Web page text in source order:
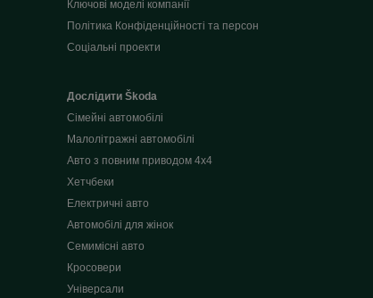
Ключові моделі компанії
Політика Конфіденційності та персон
Соціальні проекти
Дослідити Škoda
Сімейні автомобілі
Малолітражні автомобілі
Авто з повним приводом 4x4
Хетчбеки
Електричні авто
Автомобілі для жінок
Семимісні авто
Кросовери
Універсали